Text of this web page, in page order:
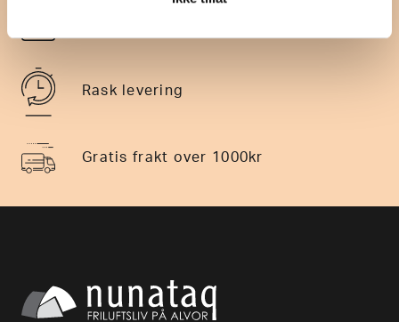
Rask levering
Gratis frakt over 1000kr